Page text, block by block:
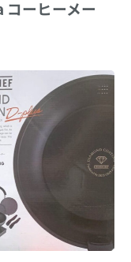
ーヒーメー